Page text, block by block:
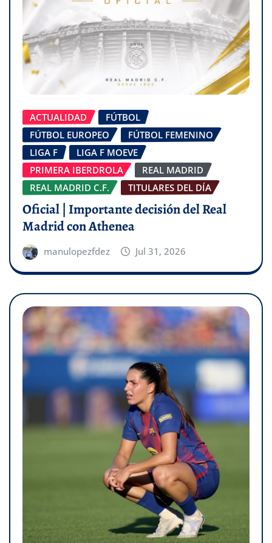
ACTUALIDAD
FÚTBOL
FÚTBOL EUROPEO
FÚTBOL FEMENINO
LIGA F
LIGA F MOEVE
PRIMERA IBERDROLA
REAL MADRID
REAL MADRID C.F.
TITULARES DEL DÍA
Oficial | Importante decisión del Real
Madrid con Athenea
manulopezfdez Jul 31, 2026